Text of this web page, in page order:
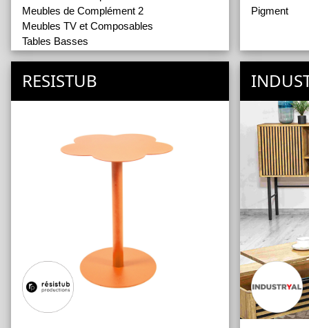
Meubles de Complément 2
Meubles TV et Composables
Tables Basses
Pigment
RESISTUB